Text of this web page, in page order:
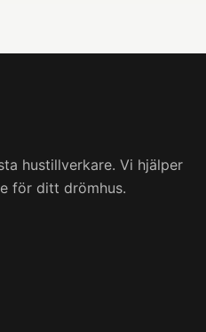
hustillverkare. Vi hjälper
för ditt drömhus.